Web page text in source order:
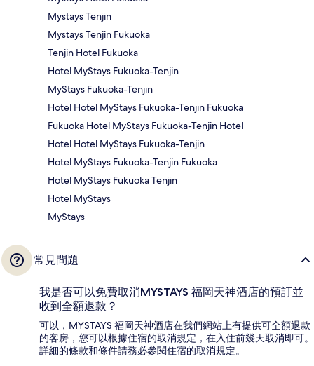
Mystays Tenjin
Mystays Tenjin Fukuoka
Tenjin Hotel Fukuoka
Hotel MyStays Fukuoka-Tenjin
MyStays Fukuoka-Tenjin
Hotel Hotel MyStays Fukuoka-Tenjin Fukuoka
Fukuoka Hotel MyStays Fukuoka-Tenjin Hotel
Hotel Hotel MyStays Fukuoka-Tenjin
Hotel MyStays Fukuoka-Tenjin Fukuoka
Hotel MyStays Fukuoka Tenjin
Hotel MyStays
MyStays
常見問題
我是否可以免費取消MYSTAYS 福岡天神酒店的預訂並
收到全額退款？
可以，MYSTAYS 福岡天神酒店在我們網站上有提供可全額退款
的客房，您可以根據住宿的取消規定，在入住前幾天取消即可。
詳細的條款和條件請務必參閱住宿的取消規定。